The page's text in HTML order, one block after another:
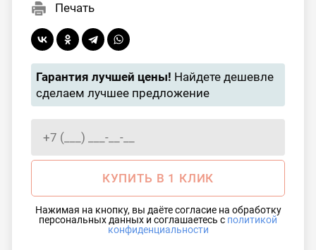
Печать
Гарантия лучшей цены! Найдете дешевле
сделаем лучшее предложение
КУПИТЬ В 1 КЛИК
Нажимая на кнопку, вы даёте согласие на обработку
персональных данных и соглашаетесь с политикой
конфиденциальности